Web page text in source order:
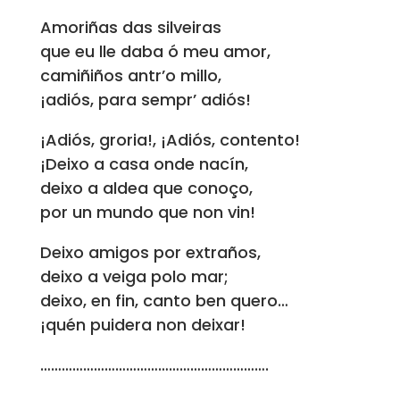
Amoriñas das silveiras
que eu lle daba ó meu amor,
camiñiños antr’o millo,
¡adiós, para sempr’ adiós!
¡Adiós, groria!, ¡Adiós, contento!
¡Deixo a casa onde nacín,
deixo a aldea que conoço,
por un mundo que non vin!
Deixo amigos por extraños,
deixo a veiga polo mar;
deixo, en fin, canto ben quero…
¡quén puidera non deixar!
……………………………………………………….